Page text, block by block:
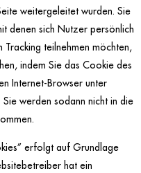
weitergeleitet wurden. Sie
denen sich Nutzer persönlich
Tracking teilnehmen möchten,
indem Sie das Cookie des
Internet-Browser unter
werden sodann nicht in die
erfolgt auf Grundlage
hat ein